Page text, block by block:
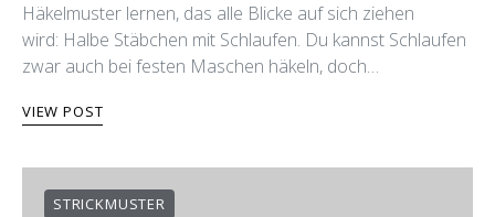
Häkelmuster lernen, das alle Blicke auf sich ziehen
wird: Halbe Stäbchen mit Schlaufen. Du kannst Schlaufen
zwar auch bei festen Maschen häkeln, doch…
VIEW POST
STRICKMUSTER